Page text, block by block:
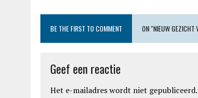
BE THE FIRST TO COMMENT ON "NIEUW GEZICHT
Geef een reactie
Het e-mailadres wordt niet gepubliceerd.